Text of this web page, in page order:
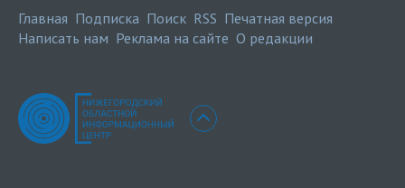
Главная Подписка Поиск RSS Печатная версия
Написать нам Реклама на сайте О редакции